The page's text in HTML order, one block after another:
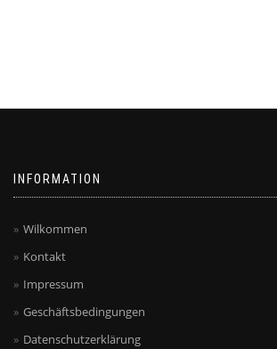
INFORMATION
Wilkommen
Kontakt
Impressum
Geschäftsbedingungen
Datenschutzerklärung